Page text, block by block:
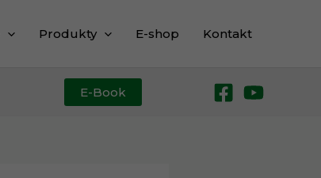
Produkty E-shop Kontakt
E-Book